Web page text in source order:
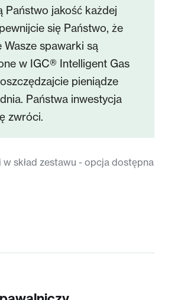
Państwo jakość każdej
się Państwo, że
Wasze spawarki są
w IGC® Intelligent Gas
pieniądze
Państwa inwestycja
zwróci.
skład zestawu - opcja dostępna